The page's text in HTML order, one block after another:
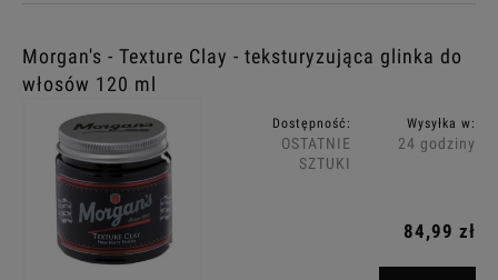
Morgan's - Texture Clay - teksturyzująca glinka do
włosów 120 ml
Dostępność:
OSTATNIE
SZTUKI
Wysyłka w:
24 godziny
84,99 zł